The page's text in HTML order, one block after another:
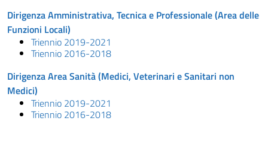
Dirigenza Amministrativa, Tecnica e Professionale (Area delle
Funzioni Locali)
Triennio 2019-2021
Triennio 2016-2018
Dirigenza AreaSanità(Medici, Veterinari e Sanitari non
Medici)
Triennio 2019-2021
Triennio 2016-2018